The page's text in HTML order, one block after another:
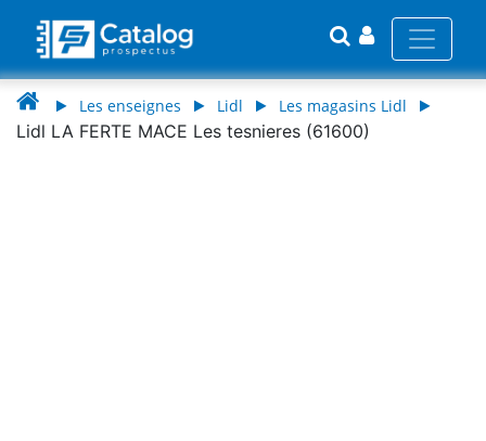
Les enseignes Lidl Les magasins Lidl
Lidl LA FERTE MACE Les tesnieres (61600)